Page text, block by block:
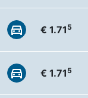
€ 1.71 5
€ 1.71 5